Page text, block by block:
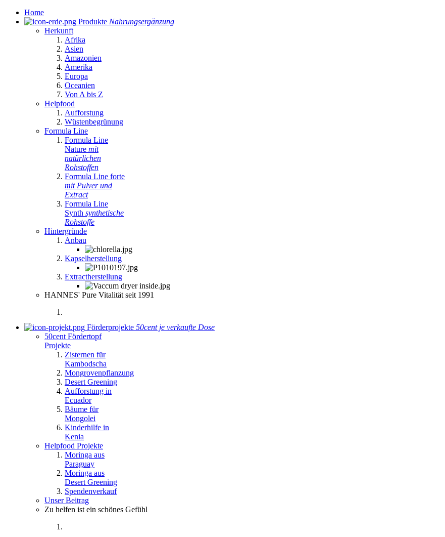
Home
Produkte Nahrungsergänzung
Herkunft
Afrika
Asien
Amazonien
Amerika
Europa
Oceanien
Von A bis Z
Helpfood
Aufforstung
Wüstenbegrünung
Formula Line
Formula Line
Nature mit
natürlichen
Rohstoffen
Formula Line forte
mit Pulver und
Extract
Formula Line
Synth synthetische
Rohstoffe
Hintergründe
Anbau
Kapselherstellung
Extractherstellung
HANNES' Pure Vitalität seit 1991
Förderprojekte 50cent je verkaufte Dose
50cent Fördertopf
Projekte
Zisternen für
Kambodscha
Mongrovenpflanzung
Desert Greening
Aufforstung in
Ecuador
Bäume für
Mongolei
Kinderhilfe in
Kenia
Helpfood Projekte
Moringa aus
Paraguay
Moringa aus
Desert Greening
Spendenverkauf
Unser Beitrag
Zu helfen ist ein schönes Gefühl